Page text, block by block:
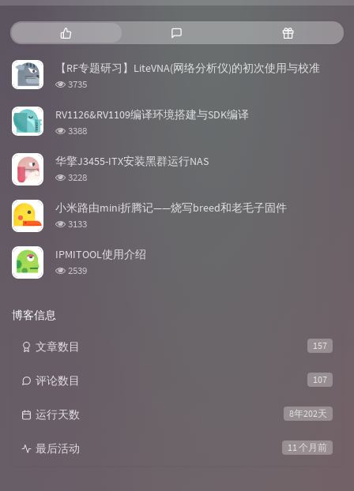
热
门
文
章
新
评
论
随
机
文
章
【RF专题研习】LiteVNA(网络分析仪)的初次使用与校准
浏
次
3735
RV1126&RV1109编译环境搭建与SDK编译
浏
次
数:
3388
华擎J3455-ITX安装黑群运行NAS
浏
次
数:
3228
小米路由mini折腾记——烧写breed和老毛子固件
浏
次
3133
IPMITOOL使用介绍
浏
2539
博客信息
157
文章数目
107
评论数目
8年202天
运行天数
11 个月前
最后活动